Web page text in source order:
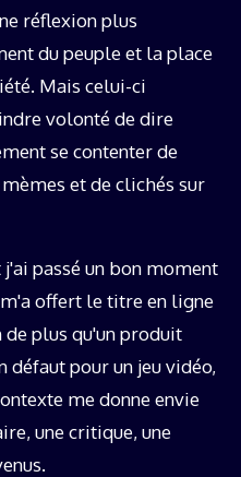
réflexion plus
du peuple et la place
Mais celui-ci
volonté de dire
se contenter de
et de clichés sur
passé un bon moment
offert le titre en ligne
plus qu'un produit
défaut pour un jeu vidéo,
me donne envie
une critique, une